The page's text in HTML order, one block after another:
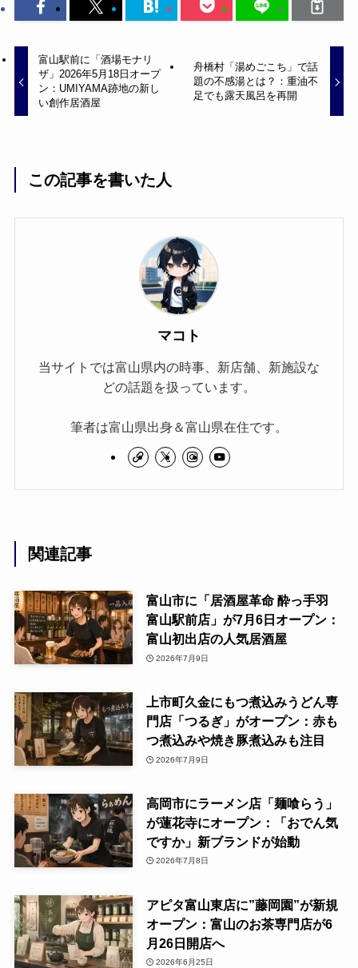
富山駅前に「酒場モナリ
ザ」2026年5月18日オープ
ン：UMIYAMA跡地の新し
い創作居酒屋
舟橋村「湯めごこち」で話
題の不感湯とは？：重油不
足でも露天風呂を再開
この記事を書いた人
マコト
当サイトでは富山県内の時事、新店舗、新施設な
どの話題を扱っています。
筆者は富山県出身＆富山県在住です。
関連記事
富山市に「居酒屋革命 酔っ手羽
富山駅前店」が7月6日オープン：
富山初出店の人気居酒屋
2026年7月9日
上市町久金にもつ煮込みうどん専
門店「つるぎ」がオープン：赤も
つ煮込みや焼き豚煮込みも注目
2026年7月9日
高岡市にラーメン店「麺喰らう」
が蓮花寺にオープン：「おでん気
ですか」新ブランドが始動
2026年7月8日
アピタ富山東店に”藤岡園”が新規
オープン：富山のお茶専門店が6
月26日開店へ
2026年6月25日